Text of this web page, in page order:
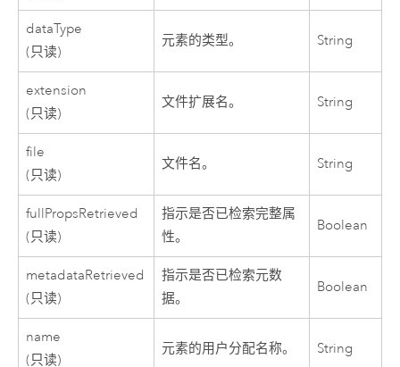
dataType
(只读)
元素的类型。 String
extension
(只读)
文件扩展名。 String
file
(只读)
文件名。 String
fullPropsRetrieved
(只读)
指示是否已检索完整属
性。
Boolean
metadataRetrieved
(只读)
指示是否已检索元数
据。
Boolean
name
(只读)
元素的用户分配名称。 String